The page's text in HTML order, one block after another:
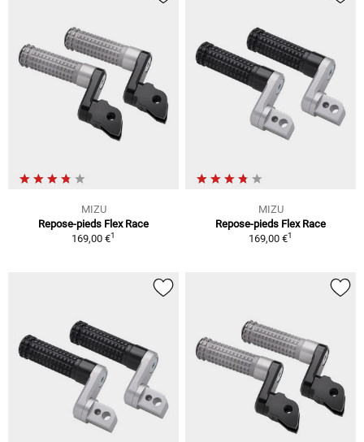
MIZU
Repose-pieds Flex Race
169,00 €1
MIZU
Repose-pieds Flex Race
169,00 €1